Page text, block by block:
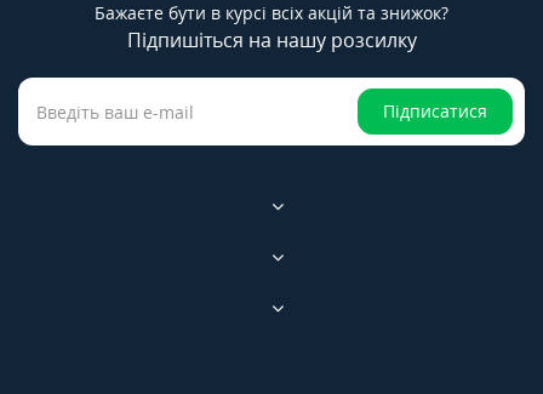
Бажаєте бути в курсі всіх акцій та знижок?
Підпишіться на нашу розсилку
Підписатися